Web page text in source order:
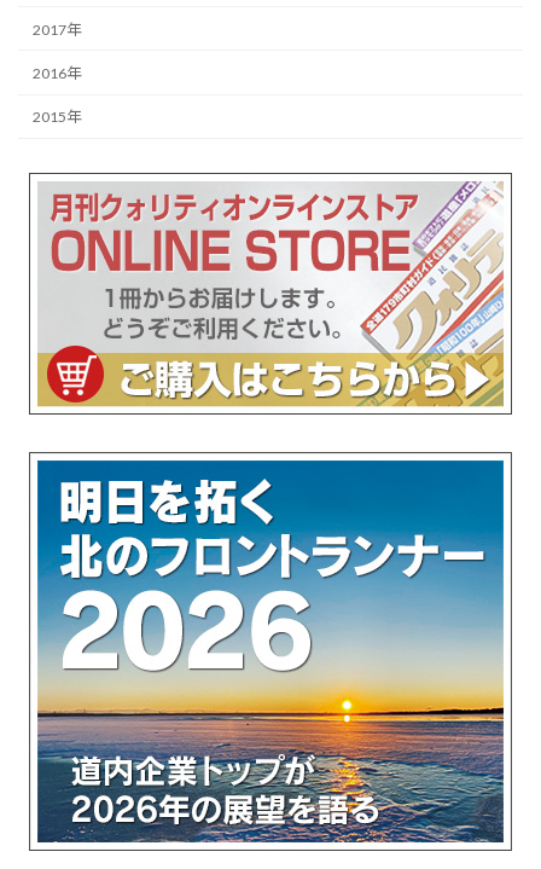
2017年
2016年
2015年